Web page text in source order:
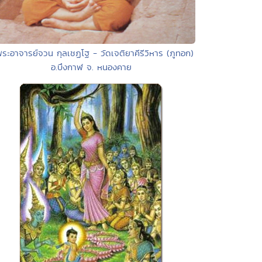
ะอาจารย์จวน กุลเชฏโฐ - วัดเจติยาคีรีวิหาร (ภูทอก)
อ.บึงกาฬ จ. หนองคาย